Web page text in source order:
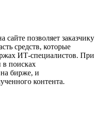
сайте позволяет заказчику
средств, которые
ИТ-специалистов. При
в поисках
бирже, и
контента.